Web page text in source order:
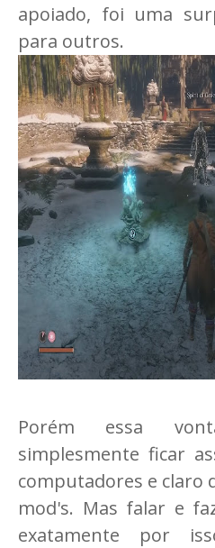
apoiado, foi uma
para outros.
Porém essa
simplesmente ficar
computadores e claro
mod's. Mas falar e
exatamente por